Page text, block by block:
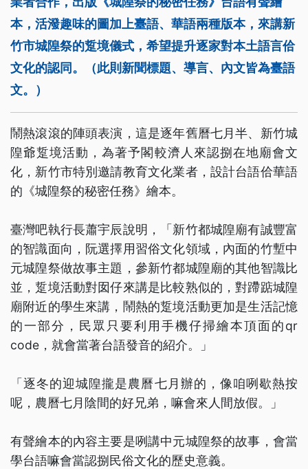
本，活潑趣味的圖加上臺語、華語兩種版本，來講新
竹市城隍祭的踅境儀式，希望提升逐家對本土語言佮
文化的認同。（此則新聞標題、導言、內文皆為臺語
文。）
鬧熱滾滾的陣頭表演，這是逐年舊曆七月半、新竹城
隍爺踅境活動，為著予閣較濟人來認捌在地廟會文
化，新竹市特別邀請教育文化業者，設計台語佮華語
的《城隍祭的秘密任務》繪本。
臺灣吧執行長蕭宇辰說明，「新竹都城隍廟有誠豐富
的智識面向，阮選擇用習俗文化領域，內面的竹塹中
元城隍祭做故事主題，參新竹都城隍廟的其他智識比
並，踅境活動對囡仔來講是比較熟似的，對蹛踮城隍
廟附近的學生來講，鬧熱的踅境活動更加是生活記憶
的一部分，民眾只要利用手機仔掃繪本頂面的qr
code，就會當著台語發音的紹介。」
「逐冬的迎城隍攏是農曆七月辦的，像咱咧歇熱按
呢，農曆七月陰間的好兄弟，嘛會來人間放假。」
有聲繪本的內容主要是咧講中元城隍祭的故事，會當
學台語嘛會當認捌民俗文化的歷史意義。